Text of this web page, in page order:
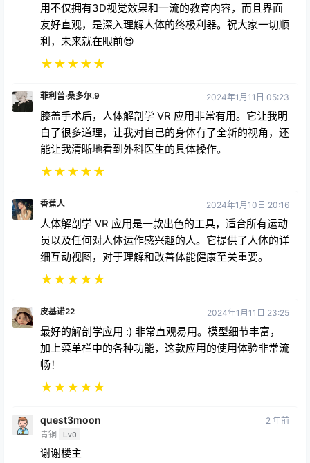
用不仅拥有3D视觉效果和一流的教育内容，而且界面
友好直观，是深入理解人体的终极利器。祝大家一切顺
利，未来就在眼前😎
★★★★★
菲利普·桑多尔.9 2024年1月11日 05:23
膝盖手术后，人体解剖学 VR 应用非常有用。它让我明
白了很多道理，让我对自己的身体有了全新的视角，还
能让我清晰地看到外科医生的具体操作。
★★★★★
香蕉人 2024年1月10日 20:16
人体解剖学 VR 应用是一款出色的工具，适合所有运动
员以及任何对人体运作感兴趣的人。它提供了人体的详
细互动视图，对于理解和改善体能健康至关重要。
★★★★★
皮基诺22 2024年1月11日 23:25
最好的解剖学应用 :) 非常直观易用。模型细节丰富，
加上菜单栏中的各种功能，这款应用的使用体验非常流
畅！
★★★★★
quest3moon
青铜 Lv0
2 年前
谢谢楼主